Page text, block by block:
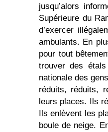
jusqu’alors
Supérieure du
d’exercer
ambulants. En
pour tout
trouver des
nationale des
réduits, réduits,
leurs places. Ils
Ils enlèvent les
boule de neige.